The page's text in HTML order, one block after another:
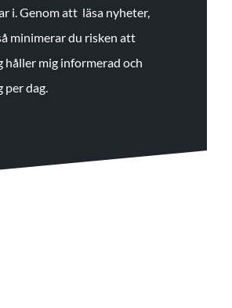
i. Genom att läsa nyheter,
minimerar du risken att
håller mig informerad och
per dag.